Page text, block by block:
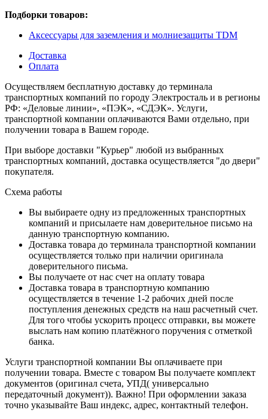
Подборки товаров:
Аксессуары для заземления и молниезащиты TDM
Доставка
Оплата
Осуществляем бесплатную доставку до терминала
транспортных компаний по городу Электросталь и в регионы
РФ: «Деловые линии», «ПЭК», «СДЭК». Услуги,
транспортной компании оплачиваются Вами отдельно, при
получении товара в Вашем городе.
При выборе доставки "Курьер" любой из выбранных
транспортных компаний, доставка осуществляется "до двери"
покупателя.
Схема работы
Вы выбираете одну из предложенных транспортных
компаний и присылаете нам доверительное письмо на
данную транспортную компанию.
Доставка товара до терминала транспортной компании
осуществляется только при наличии оригинала
доверительного письма.
Вы получаете от нас счет на оплату товара
Доставка товара в транспортную компанию
осуществляется в течение 1-2 рабочих дней после
поступления денежных средств на наш расчетный счет.
Для того чтобы ускорить процесс отправки, вы можете
выслать нам копию платёжного поручения с отметкой
банка.
Услуги транспортной компании Вы оплачиваете при
получении товара. Вместе с товаром Вы получаете комплект
документов (оригинал счета, УПД( универсально
передаточный документ)). Важно! При оформлении заказа
точно указывайте Ваш индекс, адрес, контактный телефон.